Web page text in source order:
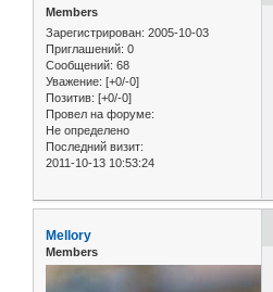
Members
Зарегистрирован: 2005-10-03
Приглашений: 0
Сообщений: 68
Уважение: [+0/-0]
Позитив: [+0/-0]
Провел на форуме:
Не определено
Последний визит:
2011-10-13 10:53:24
Mellory
Members